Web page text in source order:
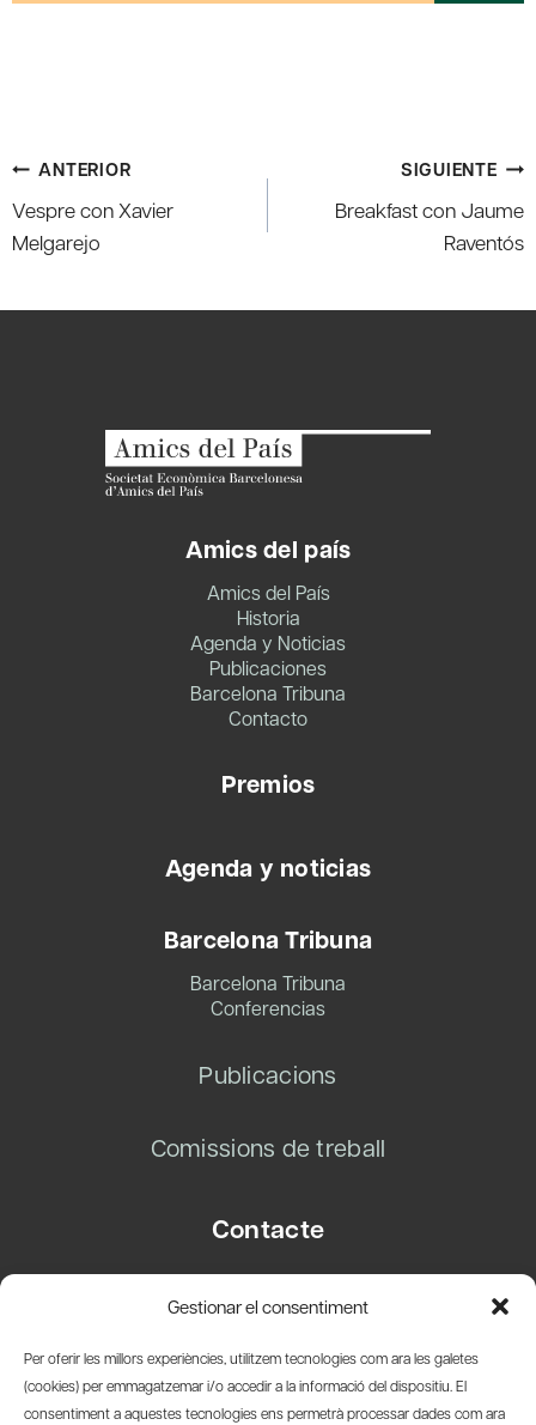
Gestionar el consentiment
Per oferir les millors experiències, utilitzem tecnologies com ara les galetes
(cookies) per emmagatzemar i/o accedir a la informació del dispositiu. El
consentiment a aquestes tecnologies ens permetrà processar dades com ara
Navegación
de
entradas
ANTERIOR
Vespre con Xavier
Melgarejo
SIGUIENTE
Breakfast con Jaume
Raventós
Amics del país
Amics del País
Historia
Agenda y Noticias
Publicaciones
Barcelona Tribuna
Contacto
Premios
Agenda y noticias
Barcelona Tribuna
Barcelona Tribuna
Conferencias
Publicacions
Comissions de treball
Contacte
08003 Barcelona
info@amicsdelpais.com